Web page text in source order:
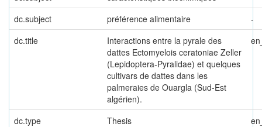
dc.subject
préférence alimentaire
-
dc.title
Interactions entre la pyrale des
dattes Ectomyelois ceratoniae Zeller
(Lepidoptera-Pyralidae) et quelques
cultivars de dattes dans les
palmeraies de Ouargla (Sud-Est
algérien).
dc.type Thesis